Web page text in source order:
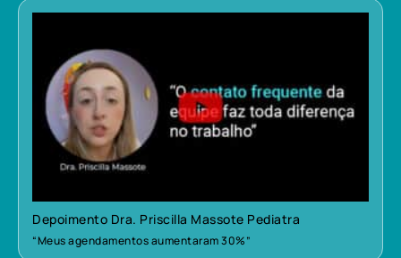
Depoimento Dra. Priscilla Massote Pediatra
“Meus agendamentos aumentaram 30%”